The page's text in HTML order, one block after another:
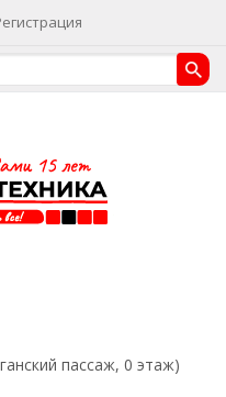
пассаж, 0 этаж)